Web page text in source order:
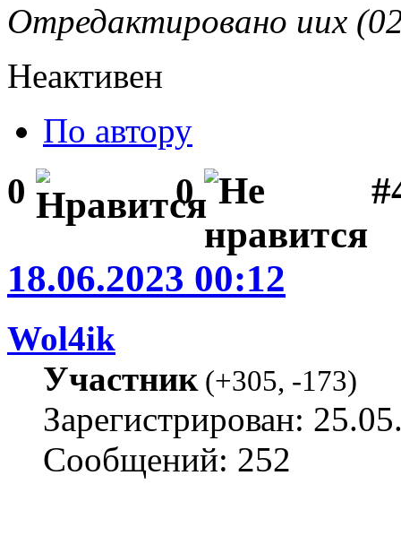
Отредактировано uux
Неактивен
По автору
0 0
18.06.2023 00:12
Wol4ik
Участник(+305, -173)
Зарегистрирован:
Сообщений: 252